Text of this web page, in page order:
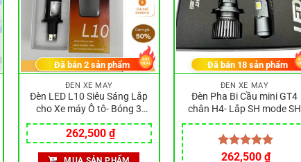
ĐÈN XE MÁY
Đèn LED L10 Siêu Sáng Lắp
cho Xe máy Ô tô- Bóng 3
màu Vàng-Trắng-Trắng ấm-
Phá sương mù
Giá
gốc
là:
262,500₫Giá
hiện
tại
Đã bán 2sản phẩm
ĐÈN XE MÁY
Đèn Pha Bi Cầu mini GT4
chân H4- Lắp SH mode SH
Nhập Vision Ô Tô M3MINI
Được xếp
Giá
262,500₫Giá
Đã bán 18sản phẩm